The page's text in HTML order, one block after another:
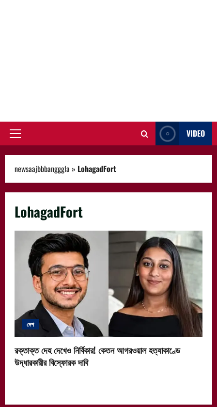
Primary
VIDEO
newsaajbbbangggla » LohagadFort
LohagadFort
দেশ
রক্তাক্ত দেহ দেখেও নির্বিকার! কেতন আগরওয়াল হত্যাকাণ্ডে
উদ্ধারকারীর বিস্ফোরক দাবি